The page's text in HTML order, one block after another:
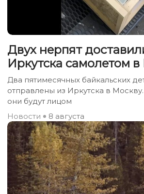
Двух нерпят
Иркутска самолетом
Два пятимесячных байкальских
отправлены из Иркутска в
они будут лицом
Новости
8 августа